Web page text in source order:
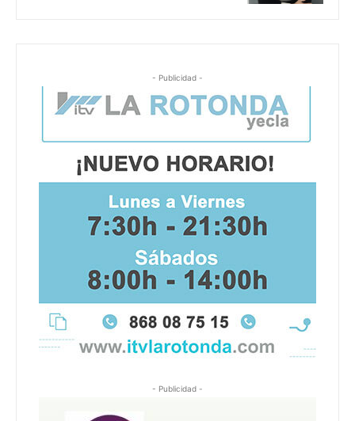
- Publicidad -
- Publicidad -